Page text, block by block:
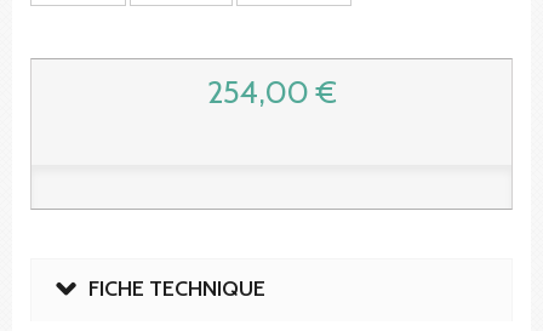
254,00 €
FICHE TECHNIQUE